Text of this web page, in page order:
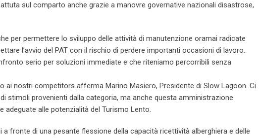
sul comparto anche grazie a manovre governative nazionali disastrose,
per permettere lo sviluppo delle attività di manutenzione oramai radicate
l’avvio del PAT con il rischio di perdere importanti occasioni di lavoro.
serio per soluzioni immediate e che riteniamo percorribili senza
ai nostri competitors afferma Marino Masiero, Presidente di Slow Lagoon. Ci
stimoli provenienti dalla categoria, ma anche questa amministrazione
alle potenzialità del Turismo Lento.
a fronte di una pesante flessione della capacità ricettività alberghiera e delle